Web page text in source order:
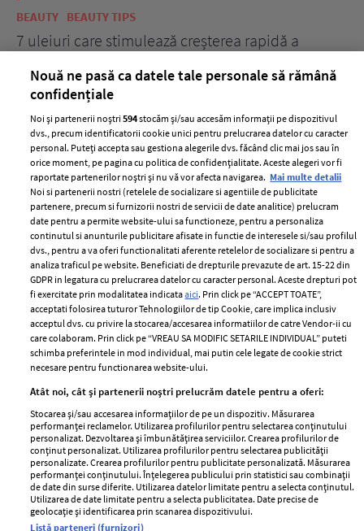
BEAUTY BEAUTY TIPS
7 uleiuri care stimulează creșterea rapidă a
ELLE Style Awards
2024
Despre ELLE
Romania
Contact
Abonamente
Termeni si conditii
Politica de
confidențialitate
Politica de cookies
Publicitate
GSP
Unica
Baby
Retete
femei
Viva
Avantaje
Retete practice
Pariază responsabil! Decizia ONJN nr. 821/25.09.2025.
Nouă ne pasă ca datele tale personale să rămână
confidențiale
Noi și partenerii noștri594stocăm și/sau accesăm informații pe dispozitivul
dvs., precum identificatorii cookie unici pentru prelucrarea datelor cu caracter
personal. Puteți accepta sau gestiona alegerile dvs. făcând clic mai jos sau în
orice moment, pe pagina cu politica de confidențialitate. Aceste alegeri vor fi
raportate partenerilor noștri și nu vă vor afecta navigarea. Mai multe detalii
Noi si partenerii nostri (retelele de socializare si agentiile de publicitate
partenere, precum si furnizorii nostri de servicii de date analitice) prelucram
date pentru a permite website-ului sa functioneze, pentru a personaliza
continutul si anunturile publicitare afisate in functie de interesele si/sau profilul
dvs., pentru a va oferi functionalitati aferente retelelor de socializare si pentru a
analiza traficul pe website. Beneficiati de drepturile prevazute de art. 15-22 din
GDPR in legatura cu prelucrarea datelor cu caracter personal. Aceste drepturi pot
fi exercitate prin modalitatea indicataaici. Prin click pe “ACCEPT TOATE”,
acceptati folosirea tuturor Tehnologiilor de tip Cookie, care implica inclusiv
acceptul dvs. cu privire la stocarea/accesarea informatiilor de catre Vendor-ii cu
care colaboram. Prin click pe “VREAU SA MODIFIC SETARILE INDIVIDUAL” puteti
schimba preferintele in mod individual, mai putin cele legate de cookie strict
necesare pentru functionarea website-ului.
Atât noi, cât și partenerii noștri prelucrăm datele pentru a oferi:
Stocarea și/sau accesarea informațiilor de pe un dispozitiv. Măsurarea
performanței reclamelor. Utilizarea profilurilor pentru selectarea conținutului
personalizat. Dezvoltarea și îmbunătățirea serviciilor. Crearea profilurilor de
conținut personalizat. Utilizarea profilurilor pentru selectarea publicității
personalizate. Crearea profilurilor pentru publicitate personalizată. Măsurarea
performanței conținutului. Înțelegerea publicului prin statistici sau combinații
de date din surse diferite. Utilizarea datelor limitate pentru a selecta conținutul.
Utilizarea de date limitate pentru a selecta publicitatea. Date precise de
geolocație și identificarea prin scanarea dispozitivului.
Listă parteneri (furnizori)